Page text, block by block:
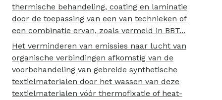
thermische behandeling, coating en laminatie
door de toepassing van een van technieken of
een combinatie ervan, zoals vermeld in BBT...
Het verminderen van emissies naar lucht van
organische verbindingen afkomstig van de
voorbehandeling van gebreide synthetische
textielmaterialen door het wassen van deze
textielmaterialen vóór thermofixatie of heat-